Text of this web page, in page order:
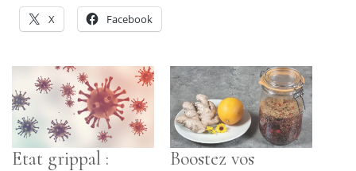
X Facebook
Etat grippal :
Boostez vos